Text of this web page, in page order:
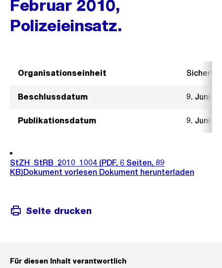
Februar 2010,
Polizeieinsatz.
Organisationseinheit
Beschlussdatum 9. Juni
Publikationsdatum 9. Juni
StZH_StRB_2010_1004 (PDF, 6 Seiten, 89
KB)Dokument vorlesen Dokument herunterladen
Seite drucken
Für diesen Inhalt verantwortlich